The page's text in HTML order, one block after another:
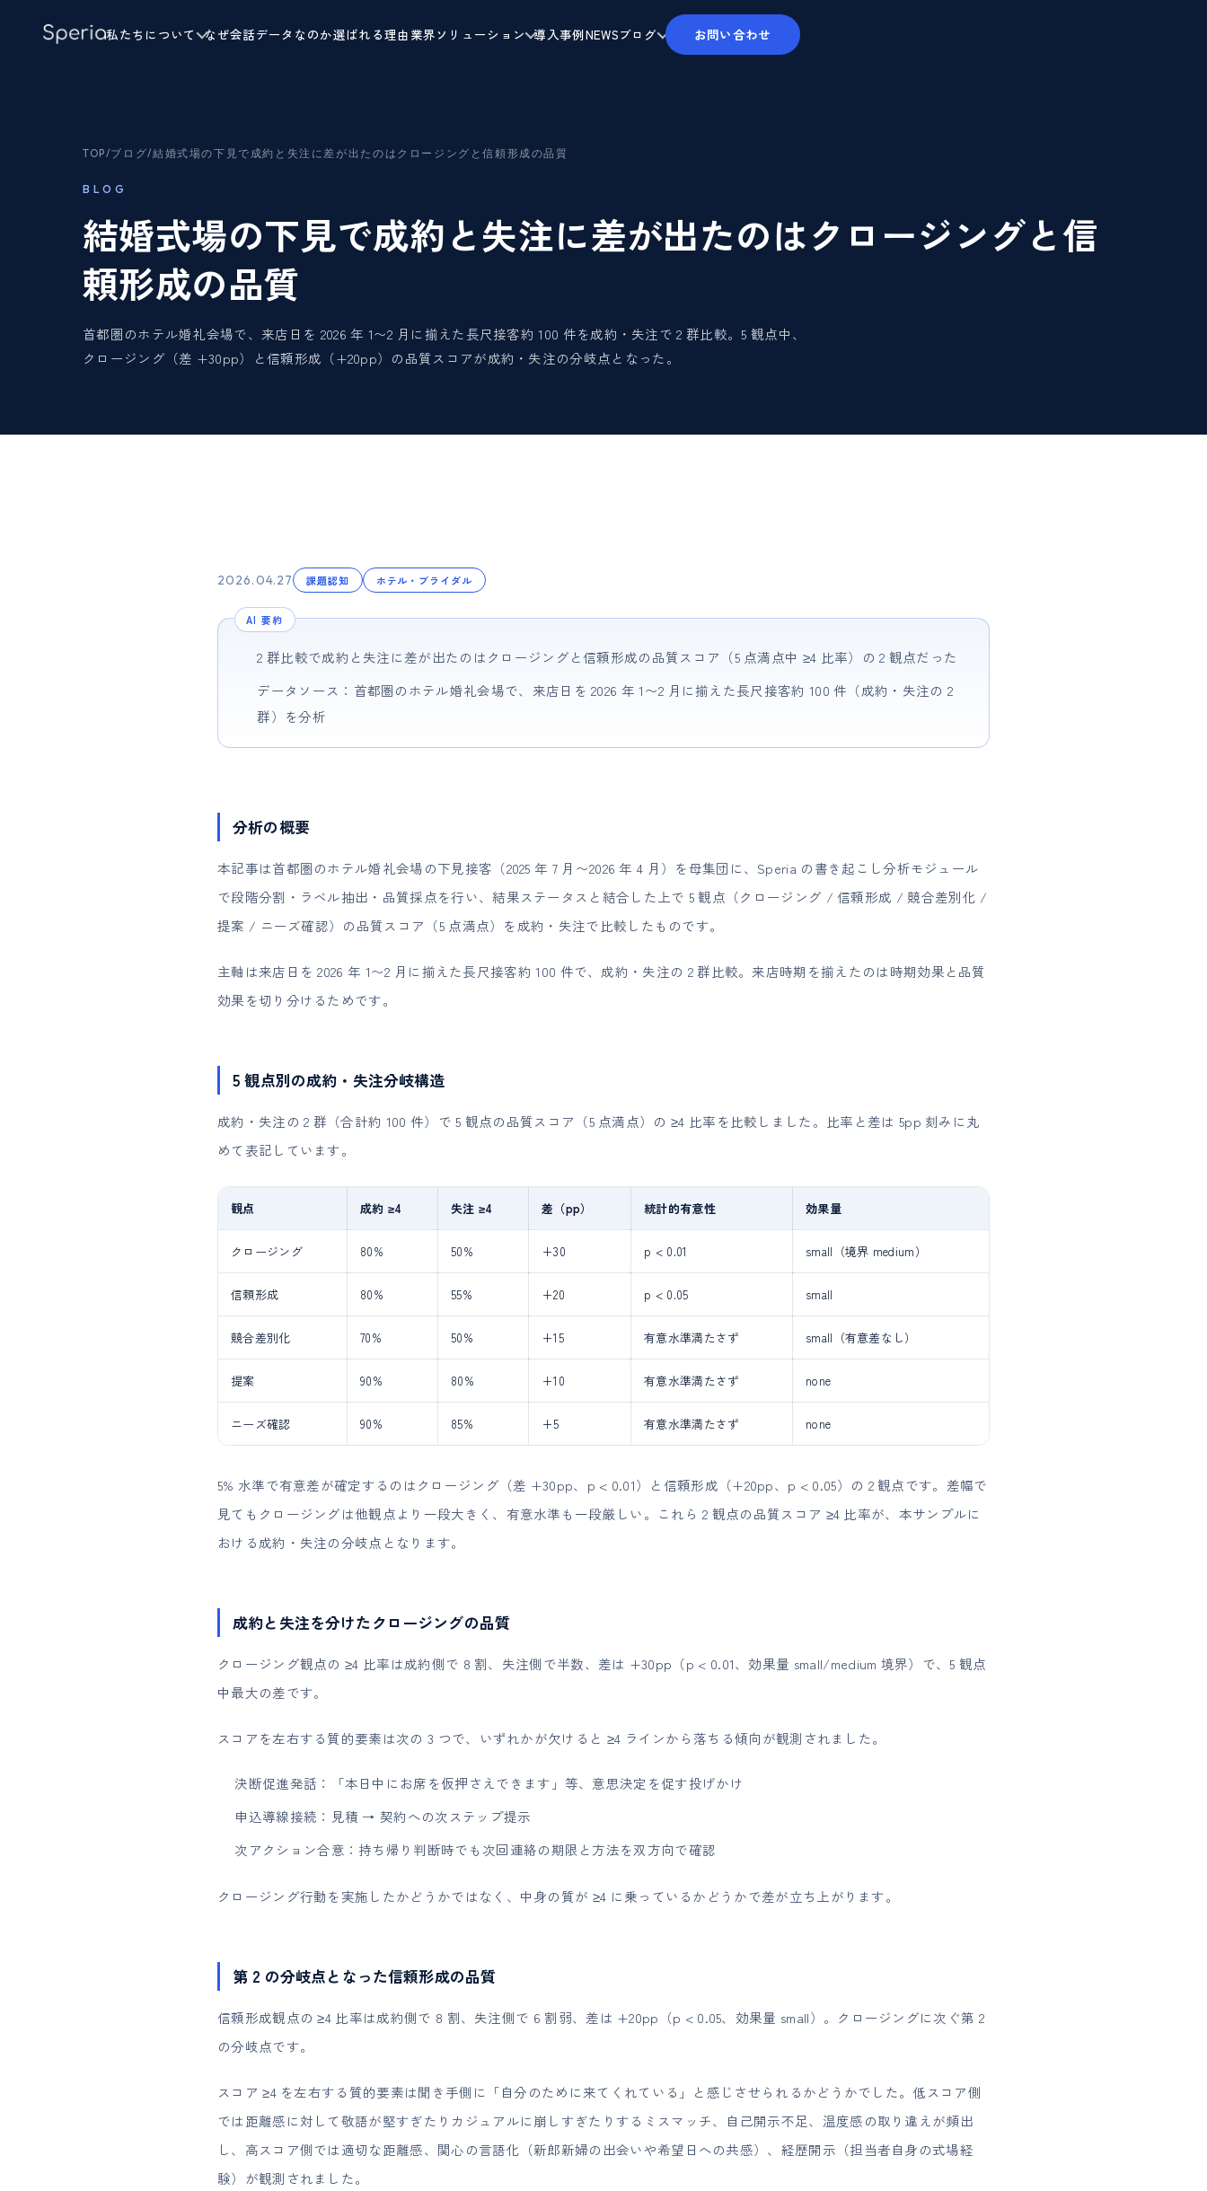
私たちについて なぜ会話データなのか選ばれる理由 業界ソリューション 導入事例NEWSブログ お問い合わせ
TOP/ブログ/結婚式場の下見で成約と失注に差が出たのはクロージングと信頼形成の品質
BLOG
結婚式場の下見で成約と失注に差が出たのはクロージングと信
頼形成の品質
首都圏のホテル婚礼会場で、来店日を 2026 年 1〜2 月に揃えた長尺接客約 100 件を成約・失注で 2 群比較。5 観点中、
クロージング（差 +30pp）と信頼形成（+20pp）の品質スコアが成約・失注の分岐点となった。
2026.04.27 課題認知 ホテル・ブライダル
AI 要約
2 群比較で成約と失注に差が出たのはクロージングと信頼形成の品質スコア（5 点満点中 ≥4 比率）の 2 観点だった
データソース：首都圏のホテル婚礼会場で、来店日を 2026 年 1〜2 月に揃えた長尺接客約 100 件（成約・失注の 2
群）を分析
分析の概要
本記事は首都圏のホテル婚礼会場の下見接客（2025 年 7 月〜2026 年 4 月）を母集団に、Speria の書き起こし分析モジュール
で段階分割・ラベル抽出・品質採点を行い、結果ステータスと結合した上で 5 観点（クロージング / 信頼形成 / 競合差別化 /
提案 / ニーズ確認）の品質スコア（5 点満点）を成約・失注で比較したものです。
主軸は来店日を 2026 年 1〜2 月に揃えた長尺接客約 100 件で、成約・失注の 2 群比較。来店時期を揃えたのは時期効果と品質
効果を切り分けるためです。
5 観点別の成約・失注分岐構造
成約・失注の 2 群（合計約 100 件）で 5 観点の品質スコア（5 点満点）の ≥4 比率を比較しました。比率と差は 5pp 刻みに丸
めて表記しています。
観点 成約 ≥4 失注 ≥4 差（pp） 統計的有意性 効果量
クロージング 80% 50% +30 p < 0.01 small（境界 medium）
信頼形成 80% 55% +20 p < 0.05 small
競合差別化 70% 50% +15 有意水準満たさず small（有意差なし）
提案 90% 80% +10 有意水準満たさず none
ニーズ確認 90% 85% +5 有意水準満たさず none
5% 水準で有意差が確定するのはクロージング（差 +30pp、p < 0.01）と信頼形成（+20pp、p < 0.05）の 2 観点です。差幅で
見てもクロージングは他観点より一段大きく、有意水準も一段厳しい。これら 2 観点の品質スコア ≥4 比率が、本サンプルに
おける成約・失注の分岐点となります。
成約と失注を分けたクロージングの品質
クロージング観点の ≥4 比率は成約側で 8 割、失注側で半数、差は +30pp（p < 0.01、効果量 small/medium 境界）で、5 観点
中最大の差です。
スコアを左右する質的要素は次の 3 つで、いずれかが欠けると ≥4 ラインから落ちる傾向が観測されました。
決断促進発話：「本日中にお席を仮押さえできます」等、意思決定を促す投げかけ
申込導線接続：見積 → 契約への次ステップ提示
次アクション合意：持ち帰り判断時でも次回連絡の期限と方法を双方向で確認
クロージング行動を実施したかどうかではなく、中身の質が ≥4 に乗っているかどうかで差が立ち上がります。
第 2 の分岐点となった信頼形成の品質
信頼形成観点の ≥4 比率は成約側で 8 割、失注側で 6 割弱、差は +20pp（p < 0.05、効果量 small）。クロージングに次ぐ第 2
の分岐点です。
スコア ≥4 を左右する質的要素は聞き手側に「自分のために来てくれている」と感じさせられるかどうかでした。低スコア側
では距離感に対して敬語が堅すぎたりカジュアルに崩しすぎたりするミスマッチ、自己開示不足、温度感の取り違えが頻出
し、高スコア側では適切な距離感、関心の言語化（新郎新婦の出会いや希望日への共感）、経歴開示（担当者自身の式場経
験）が観測されました。